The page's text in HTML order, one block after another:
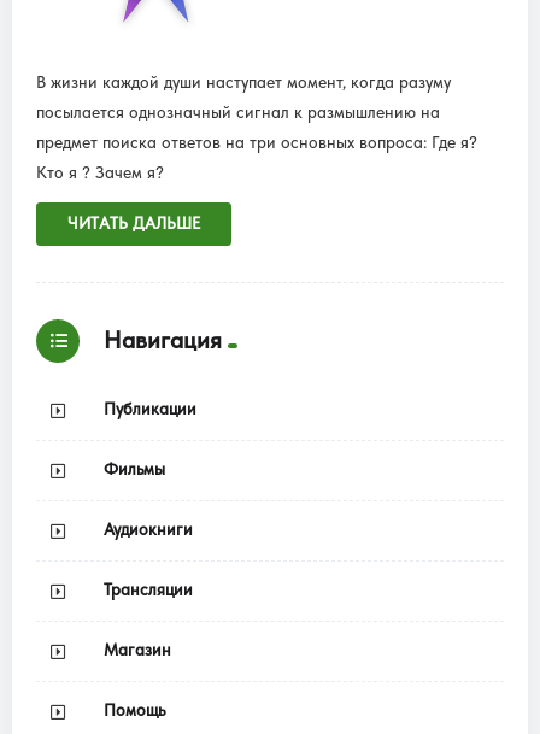
В жизни каждой души наступает момент, когда разуму
посылается однозначный сигнал к размышлению на
предмет поиска ответов на три основных вопроса: Где я?
Кто я ? Зачем я?
ЧИТАТЬ ДАЛЬШЕ
Навигация
Публикации
Фильмы
Аудиокниги
Трансляции
Магазин
Помощь